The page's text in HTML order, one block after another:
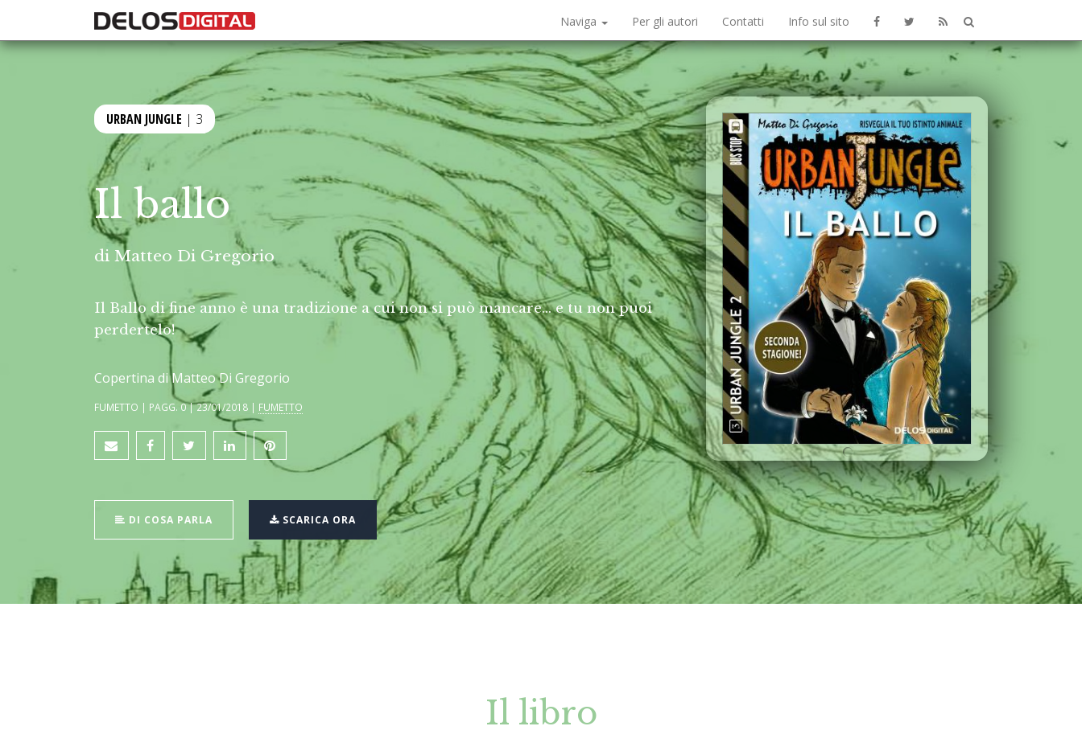
Naviga Per gli autori Contatti Info sul sito
URBAN JUNGLE | 3
Il ballo
di Matteo Di Gregorio
Il Ballo di fine anno è una tradizione a cui non si può mancare… e tu non puoi
perdertelo!
Copertina di Matteo Di Gregorio
FUMETTO | PAGG. 0 | 23/01/2018 | FUMETTO
DI COSA PARLA SCARICA ORA
Il libro